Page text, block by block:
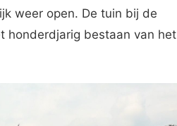
weer open. De tuin bij de
honderdjarig bestaan van het